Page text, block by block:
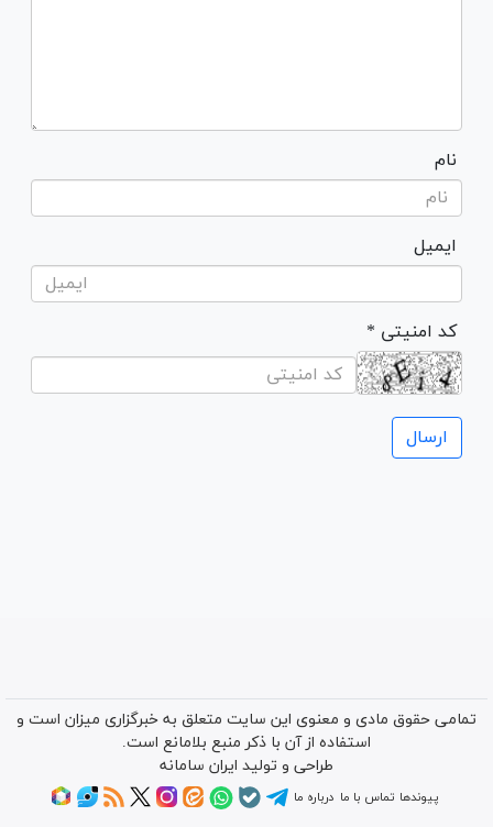
نام
ایمیل
* کد امنیتی
تمامی حقوق مادی و معنوی این سایت متعلق به خبرگزاری میزان است و
استفاده از آن با ذکر منبع بلامانع است.
طراحی و تولید ایران سامانه
پیوندها تماس با ما درباره ما